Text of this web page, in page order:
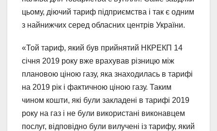
цьому, діючий тариф підприємства і так є одним
з найнижчих серед обласних центрів України.
«Той тариф, який був прийнятий НКРЕКП 14
січня 2019 року вже врахував різницю між
плановою ціною газу, яка знаходилась в тарифі
на 2019 рік і фактичною ціною газу. Таким
чином кошти, які були закладені в тарифі 2019
року на газ і не були використані виконавцем
послуг, відповідно були вилучені із тарифу, який